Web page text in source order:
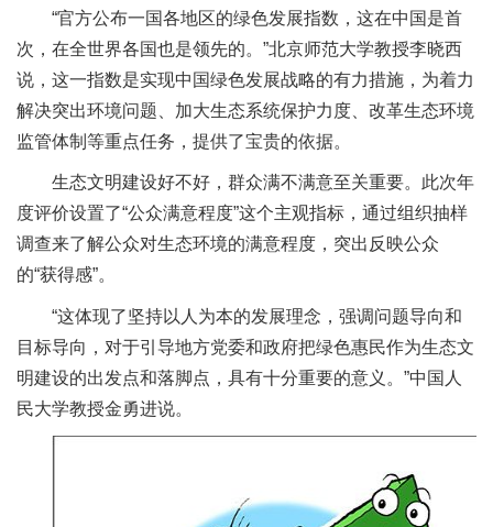
“官方公布一国各地区的绿色发展指数，这在中国是首
次，在全世界各国也是领先的。”北京师范大学教授李晓西
说，这一指数是实现中国绿色发展战略的有力措施，为着力
解决突出环境问题、加大生态系统保护力度、改革生态环境
监管体制等重点任务，提供了宝贵的依据。
生态文明建设好不好，群众满不满意至关重要。此次年
度评价设置了“公众满意程度”这个主观指标，通过组织抽样
调查来了解公众对生态环境的满意程度，突出反映公众
的“获得感”。
“这体现了坚持以人为本的发展理念，强调问题导向和
目标导向，对于引导地方党委和政府把绿色惠民作为生态文
明建设的出发点和落脚点，具有十分重要的意义。”中国人
民大学教授金勇进说。